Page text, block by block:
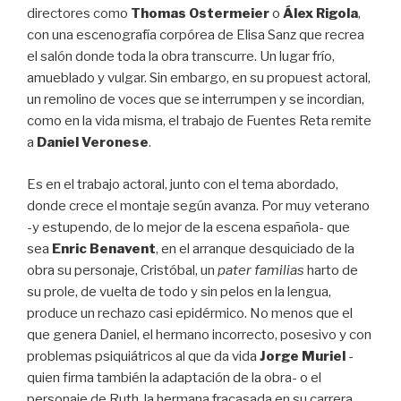
directores como Thomas Ostermeiero Álex Rigola,
con una escenografía corpórea de Elisa Sanz que recrea
el salón donde toda la obra transcurre. Un lugar frío,
amueblado y vulgar. Sin embargo, en su propuest actoral,
un remolino de voces que se interrumpen y se incordian,
como en la vida misma, el trabajo de Fuentes Reta remite
a Daniel Veronese.
Es en el trabajo actoral, junto con el tema abordado,
donde crece el montaje según avanza. Por muy veterano
-y estupendo, de lo mejor de la escena española- que
sea Enric Benavent, en el arranque desquiciado de la
obra su personaje, Cristóbal, un pater familias harto de
su prole, de vuelta de todo y sin pelos en la lengua,
produce un rechazo casi epidérmico. No menos que el
que genera Daniel, el hermano incorrecto, posesivo y con
problemas psiquiátricos al que da vida Jorge Muriel -
quien firma también la adaptación de la obra- o el